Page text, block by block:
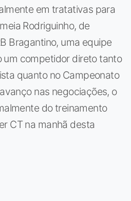
em tratativas para
Rodriguinho, de
Bragantino, uma equipe
um competidor direto tanto
quanto no Campeonato
nas negociações, o
do treinamento
CT na manhã desta